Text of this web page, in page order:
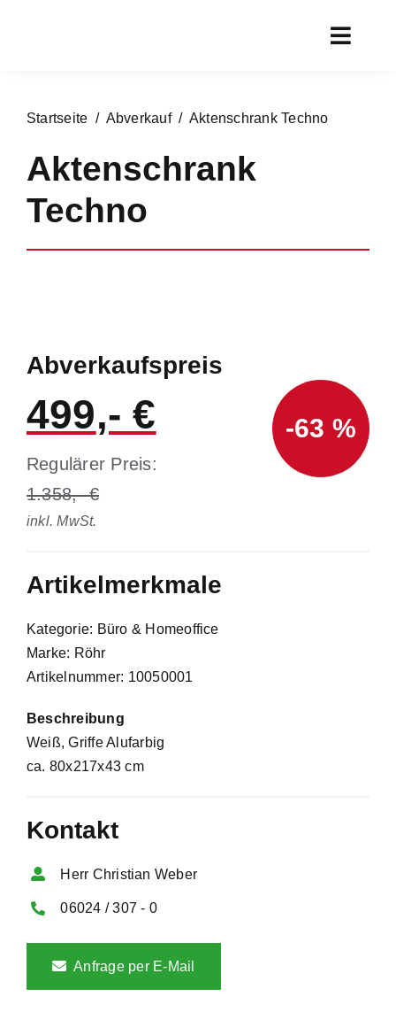
Rundgang
Service
Startseite / Abverkauf/ Aktenschrank Techno
Aktenschrank
Techno
Abverkaufspreis
499
Regulärer Preis:
1.358
inkl. MwSt.
-63 %
Artikelmerkmale
Kategorie: Büro & Homeoffice
Marke: Röhr
Artikelnummer: 10050001
Beschreibung
Weiß, Griffe Alufarbig
ca. 80x217x43 cm
Kontakt
Herr Christian Weber
06024 / 307 - 0
Anfrage per E-Mail